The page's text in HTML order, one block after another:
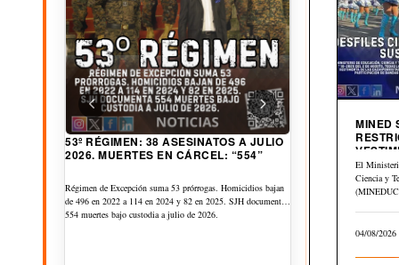
53º RÉGIMEN: 38 ASESINATOS A JULIO
Régimen de Excepción suma 53 prórrogas. Homicidios bajan
de 496 en 2022 a 114 en 2024 y 82 en 2025. SJH documenta
A $6.89 SUBE CANASTA BÁSICA
URBANA AL AÑO. PETRÓLEO GLOBAL
Canasta Básica Urbana sube de US$253.05 a US$259.95 entre
junio de 2025 y 2026, $6.89 más. Y la Rural sube de
US$184.56 a US$189.56, $5.00 más. Pero petróleo
MINED
El
Ciencia y
04/08/2026